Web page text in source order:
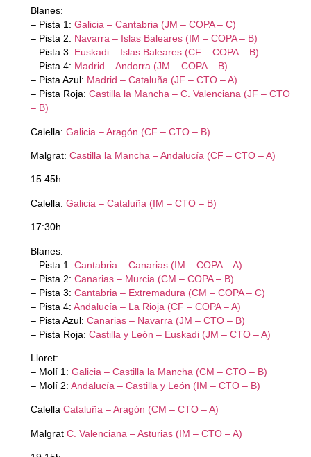
Gestionar el consentimiento
de las cookies
Para ofrecer las mejores experiencias, utilizamos tecnologías como las
cookies para almacenar y/o acceder a la información del dispositivo. El
consentimiento de estas tecnologías nos permitirá procesar datos como
el comportamiento de navegación o las identificaciones únicas en este
negativamente a ciertas características y funciones.
Blanes:
– Pista 1: Galicia – Cantabria (JM – COPA – C)
– Pista 2: Navarra – Islas Baleares (IM – COPA – B)
– Pista 3: Euskadi – Islas Baleares (CF – COPA – B)
– Pista 4: Madrid – Andorra (JM – COPA – B)
– Pista Azul: Madrid – Cataluña (JF – CTO – A)
– Pista Roja: Castilla la Mancha – C. Valenciana (JF – CTO
– B)
Calella: Galicia – Aragón (CF – CTO – B)
Malgrat: Castilla la Mancha – Andalucía (CF – CTO – A)
15:45h
Calella: Galicia – Cataluña (IM – CTO – B)
17:30h
Blanes:
– Pista 1: Cantabria – Canarias (IM – COPA – A)
– Pista 2: Canarias – Murcia (CM – COPA – B)
– Pista 3: Cantabria – Extremadura (CM – COPA – C)
– Pista 4: Andalucía – La Rioja (CF – COPA – A)
– Pista Azul: Canarias – Navarra (JM – CTO – B)
– Pista Roja: Castilla y León – Euskadi (JM – CTO – A)
Lloret:
– Molí 1: Galicia – Castilla la Mancha (CM – CTO – B)
– Molí 2: Andalucía – Castilla y León (IM – CTO – B)
Calella Cataluña – Aragón (CM – CTO – A)
Malgrat C. Valenciana – Asturias (IM – CTO – A)